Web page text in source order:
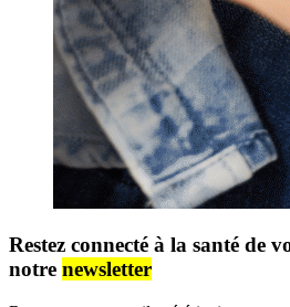
Restez connecté à la santé de
notre newsletter